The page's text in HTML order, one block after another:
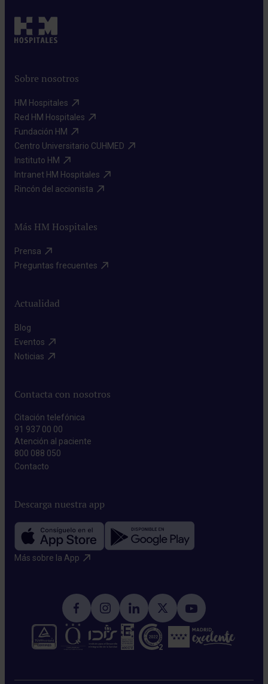
Sobre nosotros
HM Hospitales​
Red HM Hospitales​
Fundación HM​
Centro Universitario CUHMED​
Instituto HM​
Intranet HM Hospitales​
Rincón del accionista​
Más HM Hospitales
Prensa​
Preguntas frecuentes​
Actualidad
Blog​
Eventos​
Noticias​
Contacta con nosotros
Citación telefónica
91 937 00 00
Atención al paciente
800 088 050
Contacto​
Descarga nuestra app
Más sobre la App​